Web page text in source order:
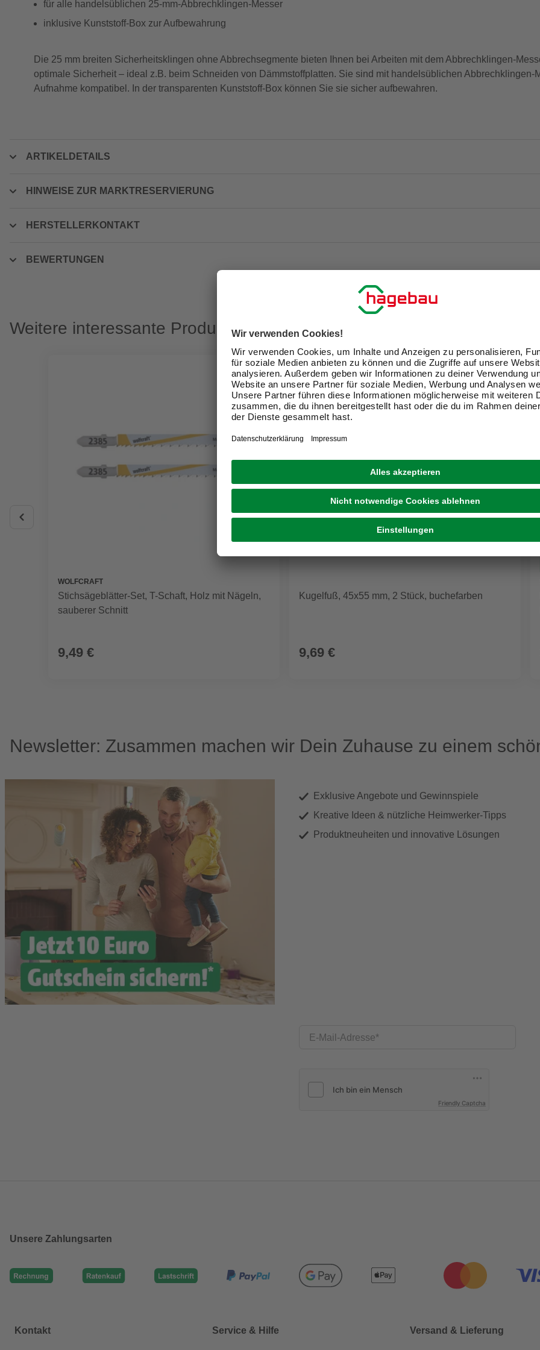
für alle handelsüblichen 25-mm-Abbrechklingen-Messer
inklusive Kunststoff-Box zur Aufbewahrung
Die 25 mm breiten Sicherheitsklingen ohne Abbrechsegmente bieten Ihnen bei Arbeiten mit dem Abbrechklingen-
optimale Sicherheit – ideal z.B. beim Schneiden von Dämmstoffplatten. Sie sind mit handelsüblichen Abbrechklingen-
Aufnahme kompatibel. In der transparenten Kunststoff-Box können Sie sie sicher aufbewahren.
ARTIKELDETAILS
HINWEISE ZUR MARKTRESERVIERUNG
HERSTELLERKONTAKT
BEWERTUNGEN
Weitere interessante Produkte
WOLFCRAFT
Stichsägeblätter-Set, T-Schaft, Holz mit Nägeln,
sauberer Schnitt
9,49 €
Kugelfuß, 45x55 mm, 2 Stück, buchefarben
9,69 €
Newsletter: Zusammen machen wir Dein Zuhause zu einem
Exklusive Angebote und Gewinnspiele
Kreative Ideen & nützliche Heimwerker-Tipps
Produktneuheiten und innovative Lösungen
E-Mail-Adresse
Friendly Captcha
Unsere Zahlungsarten
Kontakt Service & Hilfe Versand & Lieferung